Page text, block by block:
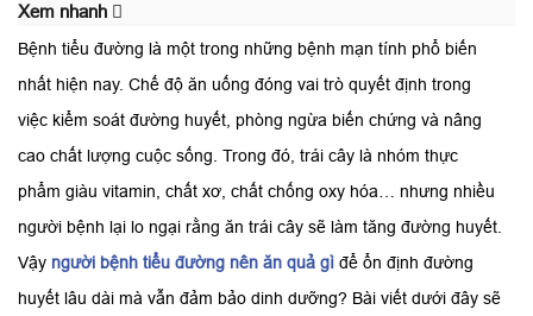
Xem nhanh
Bệnh tiểu đường là một trong những bệnh mạn tính phổ biến
nhất hiện nay. Chế độ ăn uống đóng vai trò quyết định trong
việc kiểm soát đường huyết, phòng ngừa biến chứng và nâng
cao chất lượng cuộc sống. Trong đó, trái cây là nhóm thực
phẩm giàu vitamin, chất xơ, chất chống oxy hóa… nhưng nhiều
người bệnh lại lo ngại rằng ăn trái cây sẽ làm tăng đường huyết.
Vậy người bệnh tiểu đường nên ăn quả gì để ổn định đường
huyết lâu dài mà vẫn đảm bảo dinh dưỡng? Bài viết dưới đây sẽ